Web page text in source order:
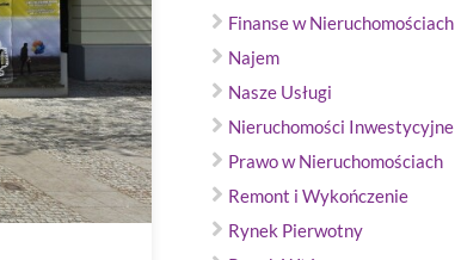
Finanse w Nieruchomościach
Najem
Nasze Usługi
Nieruchomości Inwestycyjne
Prawo w Nieruchomościach
Remont i Wykończenie
Rynek Pierwotny